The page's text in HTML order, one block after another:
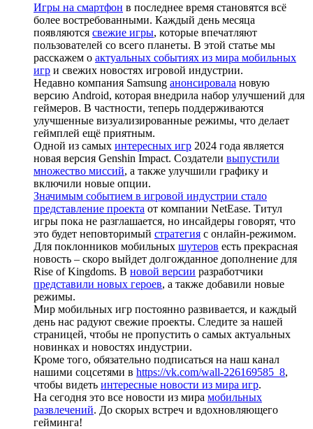
Игры на смартфон в последнее время становятся всё
более востребованными. Каждый день месяца
появляются свежие игры, которые впечатляют
пользователей со всего планеты. В этой статье мы
расскажем о актуальных событиях из мира мобильных
игр и свежих новостях игровой индустрии.
Недавно компания Samsung анонсировала новую
версию Android, которая внедрила набор улучшений для
геймеров. В частности, теперь поддерживаются
улучшенные визуализированные режимы, что делает
геймплей ещё приятным.
Одной из самых интересных игр 2024 года является
новая версия Genshin Impact. Создатели выпустили
множество миссий, а также улучшили графику и
включили новые опции.
Значимым событием в игровой индустрии стало
представление проекта от компании NetEase. Титул
игры пока не разглашается, но инсайдеры говорят, что
это будет неповторимый стратегия с онлайн-режимом.
Для поклонников мобильных шутеров есть прекрасная
новость – скоро выйдет долгожданное дополнение для
Rise of Kingdoms. В новой версии разработчики
представили новых героев, а также добавили новые
режимы.
Мир мобильных игр постоянно развивается, и каждый
день нас радуют свежие проекты. Следите за нашей
страницей, чтобы не пропустить о самых актуальных
новинках и новостях индустрии.
Кроме того, обязательно подписаться на наш канал
нашими соцсетями в https://vk.com/wall-226169585_8,
чтобы видеть интересные новости из мира игр.
На сегодня это все новости из мира мобильных
развлечений. До скорых встреч и вдохновляющего
гейминга!